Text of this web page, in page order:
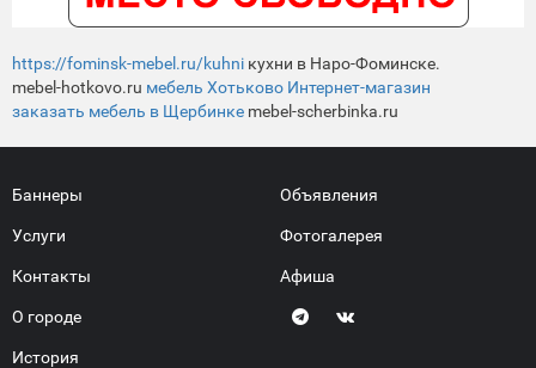
https://fominsk-mebel.ru/kuhni кухни в Наро-Фоминске.
mebel-hotkovo.ru мебель Хотьково Интернет-магазин
заказать мебель в Щербинке mebel-scherbinka.ru
Баннеры
Услуги
Контакты
О городе
История
Объявления
Фотогалерея
Афиша